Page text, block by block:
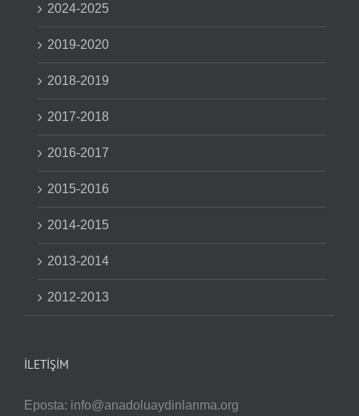
2024-2025
2019-2020
2018-2019
2017-2018
2016-2017
2015-2016
2014-2015
2013-2014
2012-2013
İLETIŞIM
Eposta: info@anadoluaydinlanma.org